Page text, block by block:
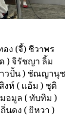
ง (จี้) ชีวาพร
) จิรัชญา ลิ้ม
วปั้น ) ชัณญานุช
งห์ ( แอ้ม ) ชุติ
อมูล ( ทับทิม )
นดง ( ยิหวา )